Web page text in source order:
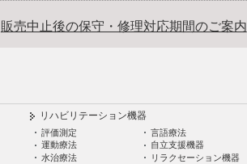
販売中止後の保守・修理対応期間のご案内
リハビリテーション機器
評価測定
運動療法
水治療法
言語療法
自立支援機器
リラクセーション機器